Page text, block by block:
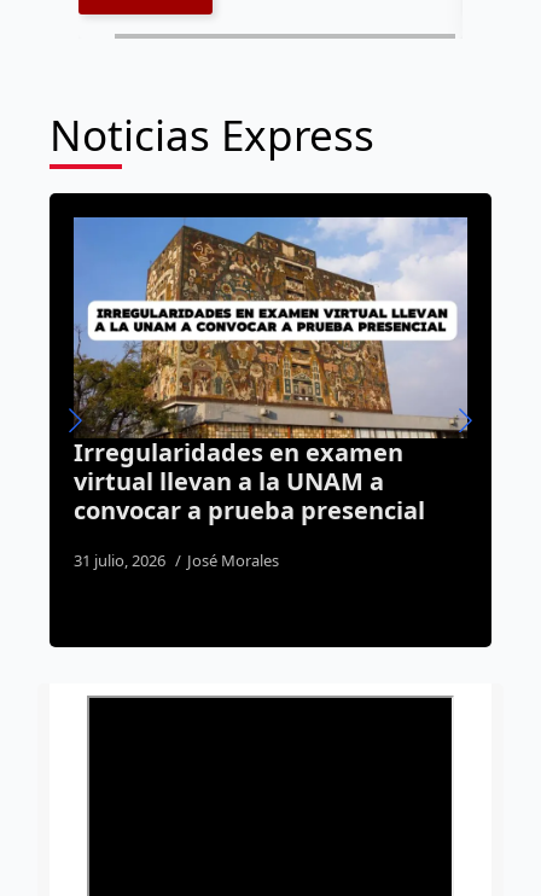
Noticias Express
¿Quién perdió a su borreguito?
Lo rescataron en Ciudad
Maderas
5 agosto, 2026 Susana Ramos